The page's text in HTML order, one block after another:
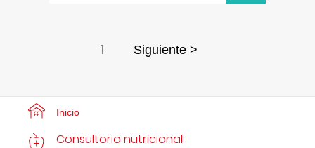
1 Siguiente >
Inicio
Consultorio nutricional